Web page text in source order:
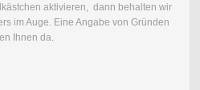
aktivieren, dann behalten wir
im Auge. Eine Angabe von Gründen
Ihnen da.